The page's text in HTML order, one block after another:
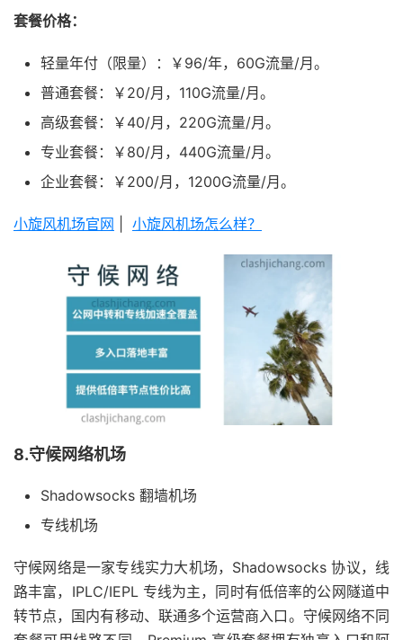
套餐价格：
轻量年付（限量）：￥96/年，60G流量/月。
普通套餐：￥20/月，110G流量/月。
高级套餐：￥40/月，220G流量/月。
专业套餐：￥80/月，440G流量/月。
企业套餐：￥200/月，1200G流量/月。
小旋风机场官网 小旋风机场怎么样？
8.守候网络机场
Shadowsocks 翻墙机场
专线机场
守候网络是一家专线实力大机场，Shadowsocks 协议，线
路丰富，IPLC/IEPL 专线为主，同时有低倍率的公网隧道中
转节点，国内有移动、联通多个运营商入口。守候网络不同